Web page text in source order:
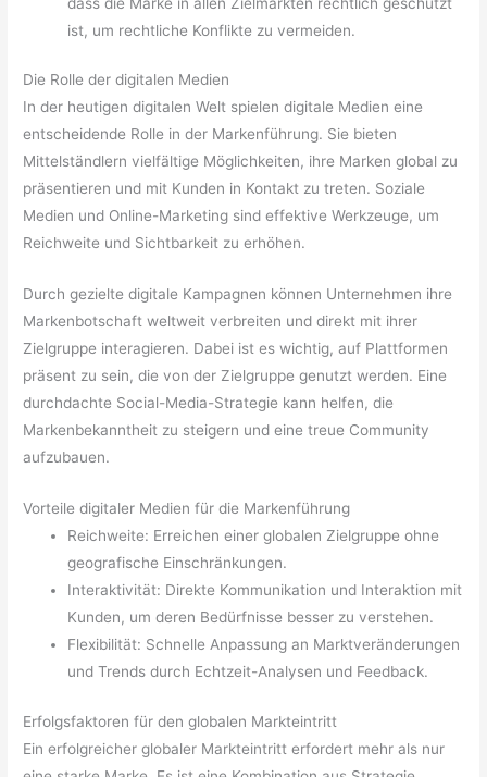
ist, um rechtliche Konflikte zu vermeiden.
Die Rolle der digitalen Medien
In der heutigen digitalen Welt spielen digitale Medien eine
entscheidende Rolle in der Markenführung. Sie bieten
Mittelständlern vielfältige Möglichkeiten, ihre Marken global zu
präsentieren und mit Kunden in Kontakt zu treten. Soziale
Medien und Online-Marketing sind effektive Werkzeuge, um
Reichweite und Sichtbarkeit zu erhöhen.
Durch gezielte digitale Kampagnen können Unternehmen ihre
Markenbotschaft weltweit verbreiten und direkt mit ihrer
Zielgruppe interagieren. Dabei ist es wichtig, auf Plattformen
präsent zu sein, die von der Zielgruppe genutzt werden. Eine
durchdachte Social-Media-Strategie kann helfen, die
Markenbekanntheit zu steigern und eine treue Community
aufzubauen.
Vorteile digitaler Medien für die Markenführung
Reichweite: Erreichen einer globalen Zielgruppe ohne
geografische Einschränkungen.
Interaktivität: Direkte Kommunikation und Interaktion mit
Kunden, um deren Bedürfnisse besser zu verstehen.
Flexibilität: Schnelle Anpassung an Marktveränderungen
und Trends durch Echtzeit-Analysen und Feedback.
Erfolgsfaktoren für den globalen Markteintritt
Ein erfolgreicher globaler Markteintritt erfordert mehr als nur